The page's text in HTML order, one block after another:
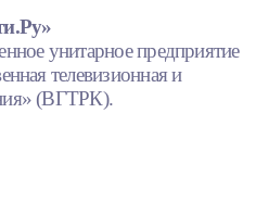
унитарное предприятие
телевизионная и
(ВГТРК).